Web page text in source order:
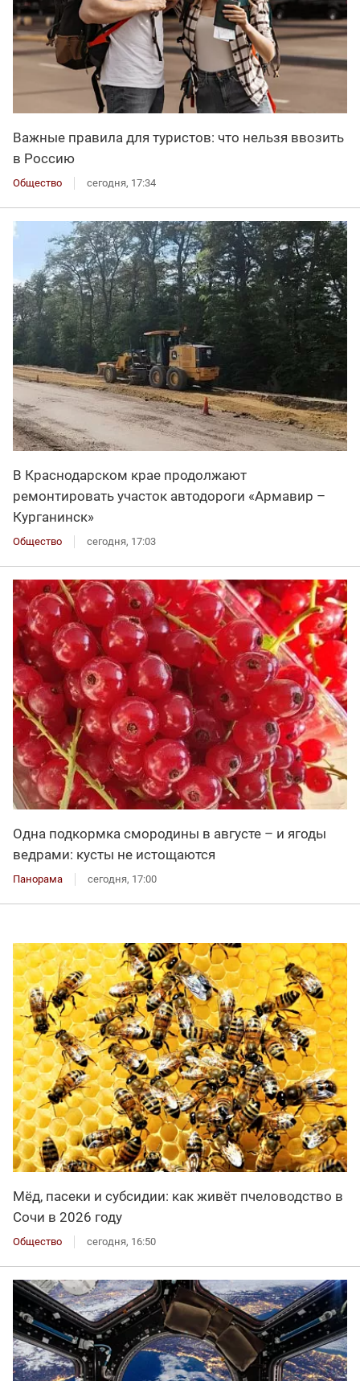
Важные правила для туристов: что нельзя ввозить
в Россию
Общество сегодня, 17:34
В Краснодарском крае продолжают
ремонтировать участок автодороги «Армавир –
Курганинск»
Общество сегодня, 17:03
Одна подкормка смородины в августе – и ягоды
ведрами: кусты не истощаются
Панорама сегодня, 17:00
Мёд, пасеки и субсидии: как живёт пчеловодство в
Сочи в 2026 году
Общество сегодня, 16:50